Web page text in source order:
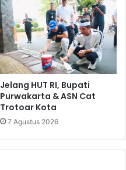
Jelang HUT RI, Bupati
Purwakarta & ASN Cat
Trotoar Kota
7 Agustus 2026